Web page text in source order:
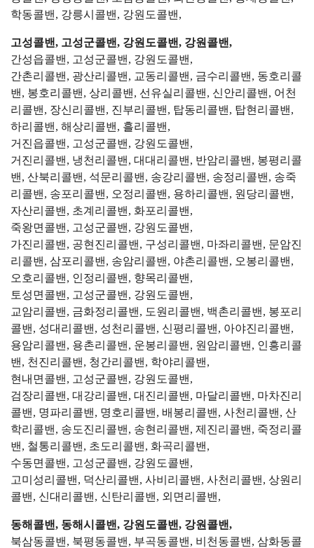
학동콜밴, 강릉시콜밴, 강원도콜밴,
고성콜밴, 고성군콜밴, 강원도콜밴, 강원콜밴,
간성읍콜밴, 고성군콜밴, 강원도콜밴,
간촌리콜밴, 광산리콜밴, 교동리콜밴, 금수리콜밴, 동호리콜
밴, 봉호리콜밴, 상리콜밴, 선유실리콜밴, 신안리콜밴, 어천
리콜밴, 장신리콜밴, 진부리콜밴, 탑동리콜밴, 탑현리콜밴,
하리콜밴, 해상리콜밴, 흘리콜밴,
거진읍콜밴, 고성군콜밴, 강원도콜밴,
거진리콜밴, 냉천리콜밴, 대대리콜밴, 반암리콜밴, 봉평리콜
밴, 산북리콜밴, 석문리콜밴, 송강리콜밴, 송정리콜밴, 송죽
리콜밴, 송포리콜밴, 오정리콜밴, 용하리콜밴, 원당리콜밴,
자산리콜밴, 초계리콜밴, 화포리콜밴,
죽왕면콜밴, 고성군콜밴, 강원도콜밴,
가진리콜밴, 공현진리콜밴, 구성리콜밴, 마좌리콜밴, 문암진
리콜밴, 삼포리콜밴, 송암리콜밴, 야촌리콜밴, 오봉리콜밴,
오호리콜밴, 인정리콜밴, 향목리콜밴,
토성면콜밴, 고성군콜밴, 강원도콜밴,
교암리콜밴, 금화정리콜밴, 도원리콜밴, 백촌리콜밴, 봉포리
콜밴, 성대리콜밴, 성천리콜밴, 신평리콜밴, 아야진리콜밴,
용암리콜밴, 용촌리콜밴, 운봉리콜밴, 원암리콜밴, 인흥리콜
밴, 천진리콜밴, 청간리콜밴, 학야리콜밴,
현내면콜밴, 고성군콜밴, 강원도콜밴,
검장리콜밴, 대강리콜밴, 대진리콜밴, 마달리콜밴, 마차진리
콜밴, 명파리콜밴, 명호리콜밴, 배봉리콜밴, 사천리콜밴, 산
학리콜밴, 송도진리콜밴, 송현리콜밴, 제진리콜밴, 죽정리콜
밴, 철통리콜밴, 초도리콜밴, 화곡리콜밴,
수동면콜밴, 고성군콜밴, 강원도콜밴,
고미성리콜밴, 덕산리콜밴, 사비리콜밴, 사천리콜밴, 상원리
콜밴, 신대리콜밴, 신탄리콜밴, 외면리콜밴,
동해콜밴, 동해시콜밴, 강원도콜밴, 강원콜밴,
북삼동콜밴, 북평동콜밴, 부곡동콜밴, 비천동콜밴, 삼화동콜